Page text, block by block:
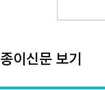
종이신문 보기